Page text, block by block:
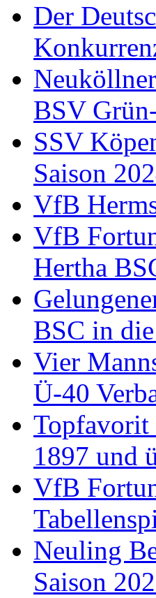
Der
BSV
SSV
Saison
VfB
VfB
Hertha
BSC in
Vier
Ü-40
Topfavorit
1897 und
VfB
Neuling
Saison